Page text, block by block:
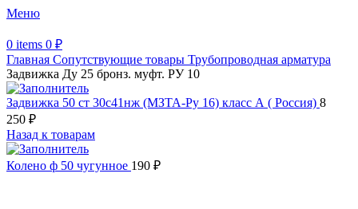
Меню
0 items 0 ₽
Главная Сопутствующие товары Трубопроводная арматура
Задвижка Ду 25 бронз. муфт. РУ 10
Задвижка 50 ст 30с41нж (МЗТА-Ру 16) класс А ( Россия) 8
250 ₽
Назад к товарам
Колено ф 50 чугунное 190 ₽